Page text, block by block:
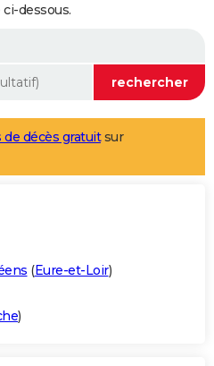
dessous.
de décès gratuitsur
(Eure-et-Loir)
)